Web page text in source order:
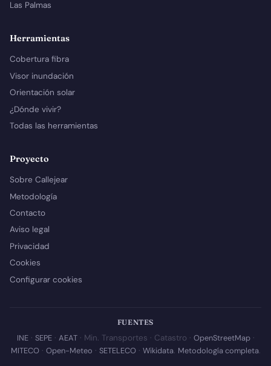
Las Palmas
Herramientas
Cobertura fibra
Visor inundación
Orientación solar
¿Dónde vivir?
Todas las herramientas
Proyecto
Sobre Callejear
Metodología
Contacto
Aviso legal
Privacidad
Cookies
Configurar cookies
FUENTES
INE· SEPE· AEAT· Min. Transportes · Catastro · OpenStreetMap·
MITECO· Open-Meteo · SETELECO· Wikidata. Metodología completa.